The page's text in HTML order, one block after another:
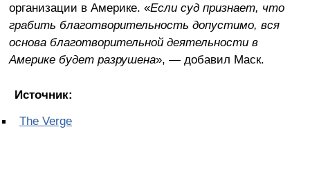
организации в Америке. «Если суд признает, что
грабить благотворительность допустимо, вся
основа благотворительной деятельности в
Америке будет разрушена», — добавил Маск.
Источник:
The Verge